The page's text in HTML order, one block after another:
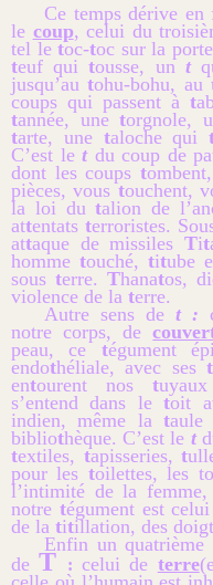
Ce temps dérive en
le coup, celui du
tel letoc-toc sur la
teuf quitousse, un t
jusqu’autohu-bohu, au
coups qui passent à t
tannée, une torgnole,
tarte, une taloche qui
C’est le t du coup de
dont les coups t
pièces, voustouchent,
la loi dutalion de
attentats terroristes.
attaque de missiles Tit
homme touché, titube
sousterre.Thanatos,
violence de la terre.
Autre sens det :
notre corps, de
peau, ce tégument épi
endothéliale, avec sest
entourent nos t
s’entend dans letoit
indien, même la t
bibliothèque. C’est le t
textiles, tapisseries,t
pour les toilettes, les
l’intimité de la
notre tégument est
de la titillation, des
Enfin un quatrième
deT : celui de terre